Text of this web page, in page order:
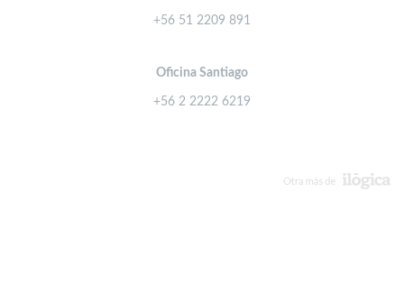
+56 51 2209 891
Oficina Santiago
+56 2 2222 6219